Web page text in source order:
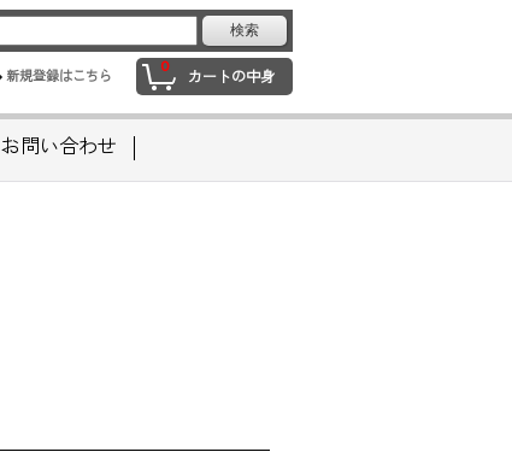
0
カートの中身
新規登録はこちら
お問い合わせ